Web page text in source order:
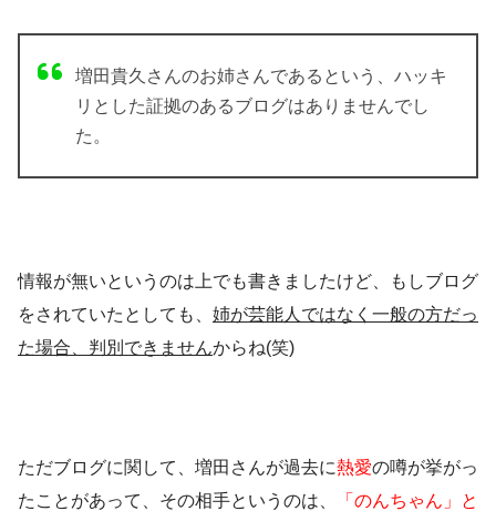
増田貴久さんのお姉さんであるという、ハッキ
リとした証拠のあるブログはありませんでし
た。
情報が無いというのは上でも書きましたけど、もしブログ
をされていたとしても、 姉が芸能人ではなく一般の方だっ
た場合、判別できませんからね(笑)
ただブログに関して、増田さんが過去に熱愛の噂が挙がっ
たことがあって、その相手というのは、
「のんちゃん」と